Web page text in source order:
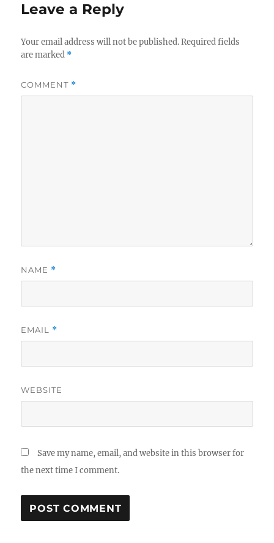
Leave a Reply
Your email address will not be published. Required fields
are marked *
COMMENT *
NAME *
EMAIL *
WEBSITE
Save my name, email, and website in this browser for
the next time I comment.